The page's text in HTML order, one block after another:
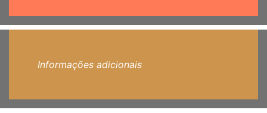
Informações adicionais